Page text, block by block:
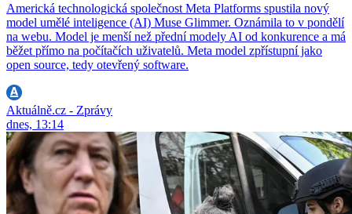
Americká technologická společnost Meta Platforms spustila nový
model umělé inteligence (AI) Muse Glimmer. Oznámila to v pondělí
na webu. Model je menší než přední modely AI od konkurence a má
běžet přímo na počítačích uživatelů. Meta model zpřístupní jako
open source, tedy otevřený software.
Aktuálně.cz - Zprávy
dnes, 13:14